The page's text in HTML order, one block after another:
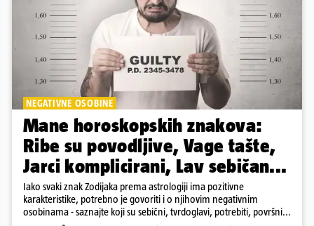
NEGATIVNE OSOBINE
Mane horoskopskih znakova:
Ribe su povodljive, Vage tašte,
Jarci komplicirani, Lav sebičan...
Iako svaki znak Zodijaka prema astrologiji ima pozitivne
karakteristike, potrebno je govoriti i o njihovim negativnim
osobinama - saznajte koji su sebični, tvrdoglavi, potrebiti, površni...